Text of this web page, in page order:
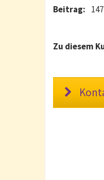
Beitrag:
Zu diesem